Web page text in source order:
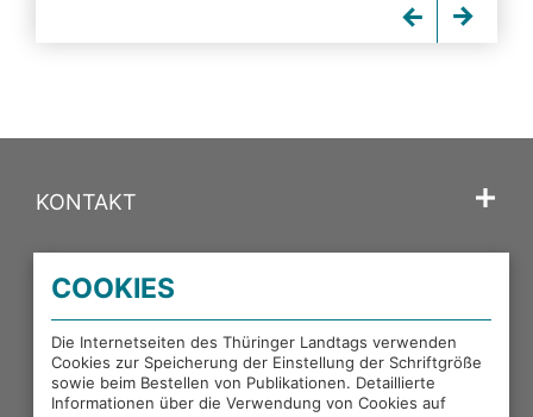
KONTAKT
PORTALE DES THÜRINGER LANDTAGS
EXTERNE LINKS
COOKIES
Die Internetseiten des Thüringer Landtags verwenden
Cookies zur Speicherung der Einstellung der Schriftgröße
sowie beim Bestellen von Publikationen. Detaillierte
Informationen über die Verwendung von Cookies auf